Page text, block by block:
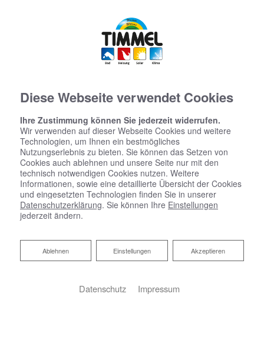
Startseite»Bad»Badinspiration & Musterbäder»Basic-Bad 4,6 ㎡
Basic-Bad 4,6 ㎡
Diese Webseite verwendet Cookies
Ihre Zustimmung können Sie jederzeit widerrufen.
Wir verwenden auf dieser Webseite Cookies und weitere
Technologien, um Ihnen ein bestmögliches
Nutzungserlebnis zu bieten. Sie können das Setzen von
Cookies auch ablehnen und unsere Seite nur mit den
technisch notwendigen Cookies nutzen. Weitere
Informationen, sowie eine detaillierte Übersicht der Cookies
und eingesetzten Technologien finden Sie in unserer
Datenschutzerklärung. Sie können Ihre Einstellungen
jederzeit ändern.
Akzeptieren
Einstellungen
Ablehnen
Ablehnen
Datenschutz Impressum